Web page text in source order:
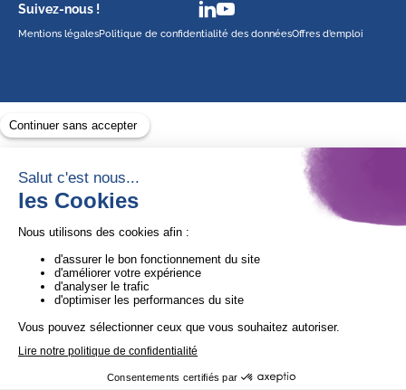
Suivez-nous !
Mentions légalesPolitique de confidentialité des donnéesOffres d’emploi
1ère Organisation de l’ESS certifiée Quali’OP